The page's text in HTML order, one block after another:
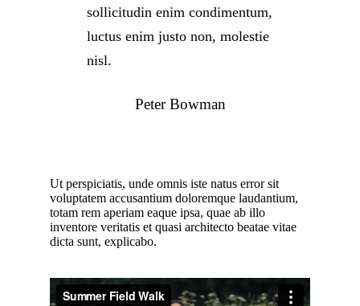
sollicitudin enim condimentum,
luctus enim justo non, molestie
nisl.
Peter Bowman
Ut perspiciatis, unde omnis iste natus error sit
voluptatem accusantium doloremque laudantium,
totam rem aperiam eaque ipsa, quae ab illo
inventore veritatis et quasi architecto beatae vitae
dicta sunt, explicabo.